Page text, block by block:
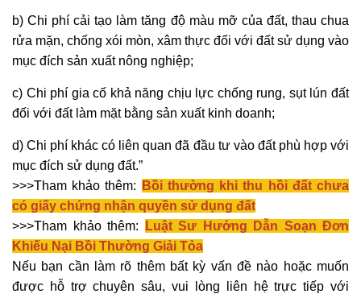
b) Chi phí cải tạo làm tăng độ màu mỡ của đất, thau chua
rửa mặn, chống xói mòn, xâm thực đối với đất sử dụng vào
mục đích sản xuất nông nghiệp;
c) Chi phí gia cố khả năng chịu lực chống rung, sụt lún đất
đối với đất làm mặt bằng sản xuất kinh doanh;
d) Chi phí khác có liên quan đã đầu tư vào đất phù hợp với
mục đích sử dụng đất.”
>>>Tham khảo thêm:
Bồi thường khi thu hồi đất chưa
có giấy chứng nhận quyền sử dụng đất
>>>Tham khảo thêm:
Luật Sư Hướng Dẫn Soạn Đơn
Khiếu Nại Bồi Thường Giải Tỏa
Nếu bạn cần làm rõ thêm bất kỳ vấn đề nào hoặc muốn
được hỗ trợ chuyên sâu, vui lòng liên hệ trực tiếp với